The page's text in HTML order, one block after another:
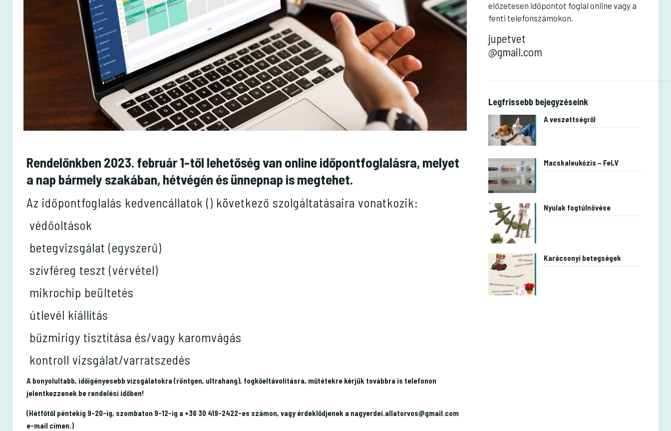
Rendelőnkben 2023. február 1-től lehetőség van online időpontfoglalásra, melyet
a nap bármely szakában, hétvégén és ünnepnap is megtehet.
Az időpontfoglalás kedvencállatok () következő szolgáltatásaira vonatkozik:
védőoltások
betegvizsgálat (egyszerű)
szívféreg teszt (vérvétel)
mikrochip beültetés
útlevél kiállítás
bűzmirigy tisztítása és/vagy karomvágás
kontroll vizsgálat/varratszedés
A bonyolultabb, időigényesebb vizsgálatokra (röntgen, ultrahang), fogkőeltávolításra, műtétekre kérjük továbbra is telefonon
jelentkezzenek be rendelési időben!
(Hétfőtől péntekig 9-20-ig, szombaton 9-12-ig a +36 30 419-2422-es számon, vagy érdeklődjenek a nagyerdei.allatorvos@gmail.com
e-mail címen.)
előzetesen időpontot foglal online vagy a
fenti telefonszámokon.
jupetvet
@gmail.com
Legfrissebb bejegyzéseink
A veszettségről
Macskaleukózis – FeLV
Nyulak fogtúlnövése
Karácsonyi betegségek